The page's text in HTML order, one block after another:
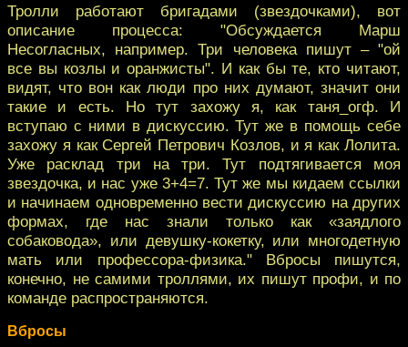
Тролли работают бригадами (звездочками), вот
описание процесса: "Обсуждается Марш
Несогласных, например. Три человека пишут – "ой
все вы козлы и оранжисты". И как бы те, кто читают,
видят, что вон как люди про них думают, значит они
такие и есть. Но тут захожу я, как таня_огф. И
вступаю с ними в дискуссию. Тут же в помощь себе
захожу я как Сергей Петрович Козлов, и я как Лолита.
Уже расклад три на три. Тут подтягивается моя
звездочка, и нас уже 3+4=7. Тут же мы кидаем ссылки
и начинаем одновременно вести дискуссию на других
формах, где нас знали только как «заядлого
собаковода», или девушку-кокетку, или многодетную
мать или профессора-физика." Вбросы пишутся,
конечно, не самими троллями, их пишут профи, и по
команде распространяются.
Вбросы